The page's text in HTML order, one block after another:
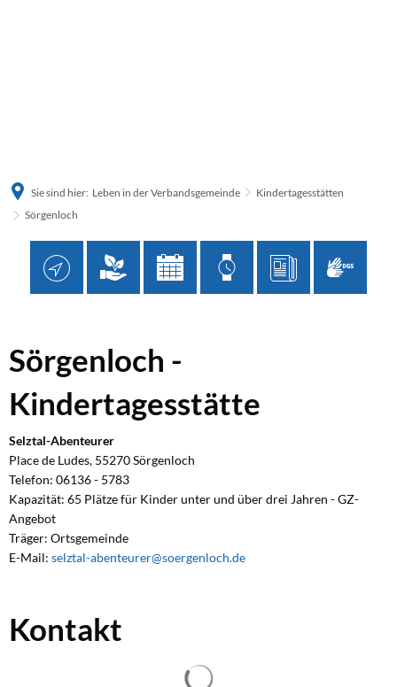
Sie sind hier: Leben in der Verbandsgemeinde
Kindertagesstätten
Sörgenloch
Sörgenloch
Sörgenloch -
Kindertagesstätte
Selztal-Abenteurer
Place de Ludes, 55270 Sörgenloch
Telefon: 06136 - 5783
Kapazität: 65 Plätze für Kinder unter und über drei Jahren - GZ-
Angebot
Träger: Ortsgemeinde
E-Mail: selztal-abenteurer@soergenloch.de
Kontakt